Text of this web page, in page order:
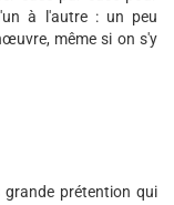
à l'autre : un peu
même si on s'y
grande prétention qui